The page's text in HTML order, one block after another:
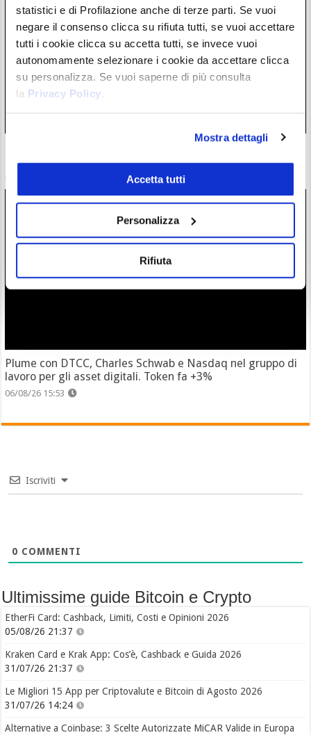
statistici e di Profilazione anche di terze parti. Se vuoi
negare il consenso clicca su rifiuta tutti, se vuoi accettare
tutti i cookie clicca su accetta tutti, se invece vuoi
autonomamente selezionare i cookie da accettare clicca
su personalizza. Se vuoi saperne di più consulta
la Privacy Policy.
Mostra dettagli
Accetta tutti
Personalizza
Rifiuta
ETF Bitcoin: Wall Street accoglie investimenti dopo hack
Coldcard. C’è chi ha mollato l’autocustodia?
Plume con DTCC, Charles Schwab e Nasdaq nel gruppo di
lavoro per gli asset digitali. Token fa +3%
06/08/26 15:53
Iscriviti
0 COMMENTI
Ultimissime guide Bitcoin e Crypto
EtherFi Card: Cashback, Limiti, Costi e Opinioni 2026
05/08/26 21:37
Kraken Card e Krak App: Cos’è, Cashback e Guida 2026
31/07/26 21:37
Le Migliori 15 App per Criptovalute e Bitcoin di Agosto 2026
31/07/26 14:24
Alternative a Coinbase: 3 Scelte Autorizzate MiCAR Valide in Europa